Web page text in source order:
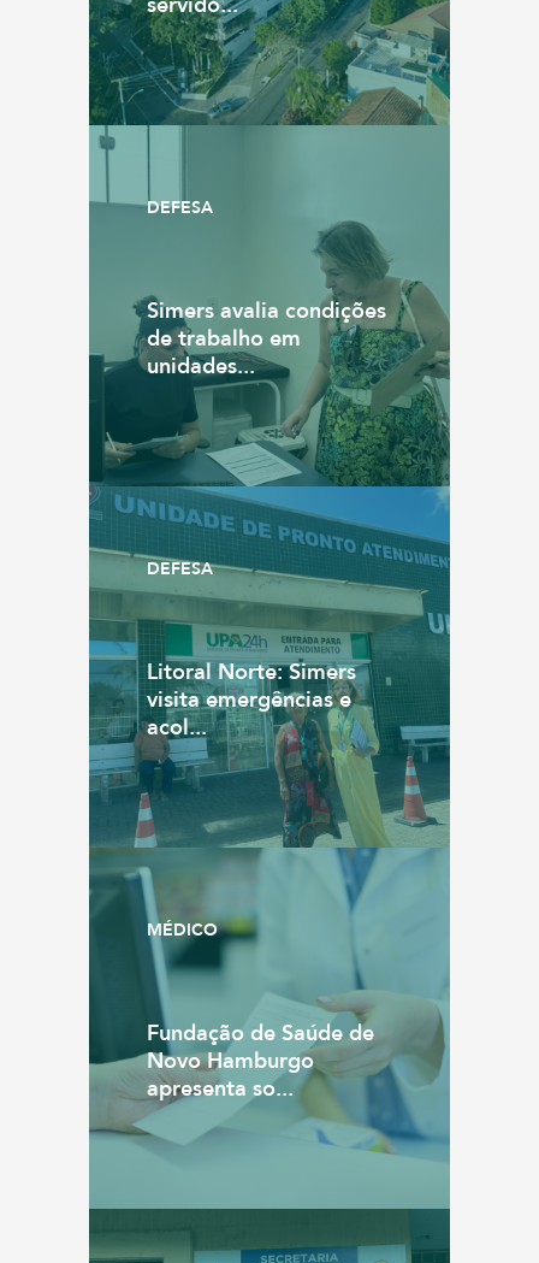
DEFESA
Simers avalia condições
de trabalho em
unidades...
DEFESA
Litoral Norte: Simers
visita emergências e
acol...
MÉDICO
Fundação de Saúde de
Novo Hamburgo
apresenta so...